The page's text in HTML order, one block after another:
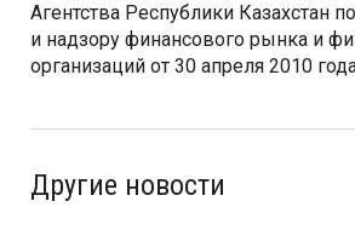
Агентства Республики Казахстан
и надзору финансового рынка и
организаций от 30 апреля 2010
Другие новости